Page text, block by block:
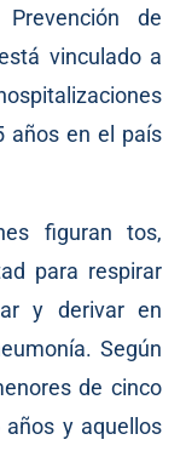
de
vinculado a
años en el país
figuran tos,
para respirar
y derivar en
Según
de cinco
y aquellos